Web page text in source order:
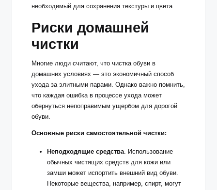
необходимый для сохранения текстуры и цвета.
Риски домашней
чистки
Многие люди считают, что чистка обуви в
домашних условиях — это экономичный способ
ухода за элитными парами. Однако важно помнить,
что каждая ошибка в процессе ухода может
обернуться непоправимым ущербом для дорогой
обуви.
Основные риски самостоятельной чистки:
Неподходящие средства. Использование
обычных чистящих средств для кожи или
замши может испортить внешний вид обуви.
Некоторые вещества, например, спирт, могут